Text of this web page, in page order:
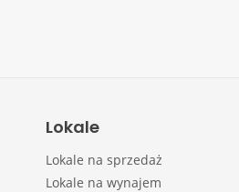
Lokale
Lokale na sprzedaż
Lokale na wynajem